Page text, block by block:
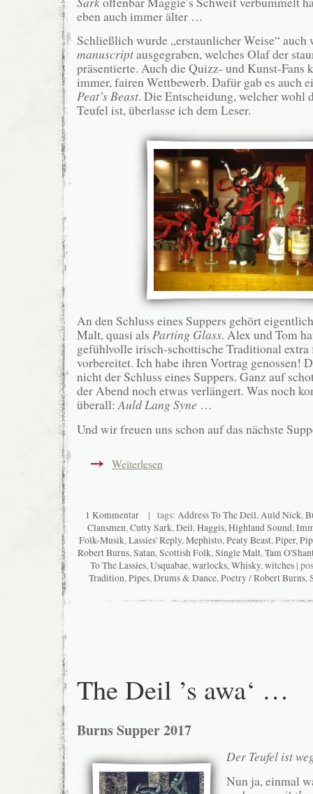
eben auch immer älter …
Schließlich wurde „erstaunlicher Weise“ auch
manuscriptausgegraben, welches Olaf der
präsentierte. Auch die Quizz- und Kunst-Fans
immer, fairen Wettbewerb. Dafür gab es auch
Peat’s Beast. Die Entscheidung, welcher wohl
Teufel ist, überlasse ich dem Leser.
An den Schluss eines Suppers gehört
Malt, quasi als Parting Glass. Alex und Tom
gefühlvolle irisch-schottische Traditional
vorbereitet. Ich habe ihren Vortrag genossen!
nicht der Schluss eines Suppers. Ganz auf
der Abend noch etwas verlängert. Was noch
überall:Auld Lang Syne …
Und wir freuen uns schon auf das nächste
Weiterlesen
1 Kommentar| tags: Address To The Deil,Auld Nick,
Clansmen,Cutty Sark,Deil,Haggis,Highland Sound,
Folk-Musik,Lassies' Reply,Mephisto,Peaty Beast,Piper,
Robert Burns,Satan,Scottish Folk,Single Malt,Tam
To The Lassies,Usquabae,warlocks,Whisky,witches|
Tradition,Pipes, Drums & Dance,Poetry / Robert Burns,
The Deil ’s awa‘ …
Burns Supper 2017
Der Teufel ist
Nun ja, einmal